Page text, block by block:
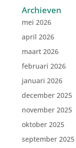
Archieven
mei 2026
april 2026
maart 2026
februari 2026
januari 2026
december 2025
november 2025
oktober 2025
september 2025